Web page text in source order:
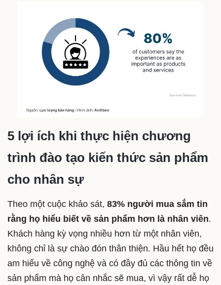
5 lợi ích khi thực hiện chương
trình đào tạo kiến thức sản phẩm
cho nhân sự
Theo một cuộc khảo sát, 83% người mua sắm tin
rằng họ hiểu biết về sản phẩm hơn là nhân viên.
Khách hàng kỳ vọng nhiều hơn từ một nhân viên,
không chỉ là sự chào đón thân thiện. Hầu hết họ đều
am hiểu về công nghệ và có đầy đủ các thông tin về
sản phẩm mà họ cân nhắc sẽ mua, vì vậy rất dễ họ